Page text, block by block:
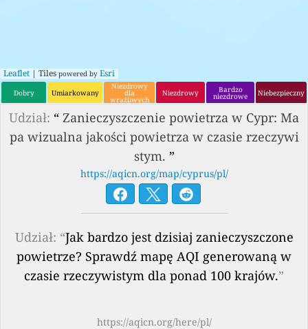
Leaflet | Tiles powered by Esri
Dobry Umiarkowany
Niezdrowy
dla
wrażliwych
grup
Niezdrowy Bardzo
niezdrowe Niebezpieczny
Udział: “ Zanieczyszczenie powietrza w Cypr: Ma
pa wizualna jakości powietrza w czasie rzeczywi
stym. ”
https://aqicn.org/map/cyprus/pl/
Udział: “Jak bardzo jest dzisiaj zanieczyszczone
powietrze? Sprawdź mapę AQI generowaną w
czasie rzeczywistym dla ponad 100 krajów.”
https://aqicn.org/here/pl/